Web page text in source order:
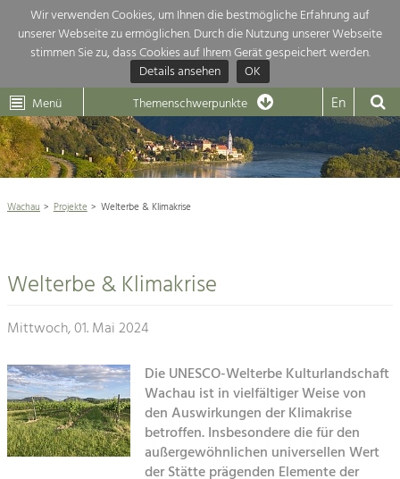
Wir verwenden Cookies, um Ihnen die bestmögliche Erfahrung auf
unserer Webseite zu ermöglichen. Durch die Nutzung unserer Webseite
stimmen Sie zu, dass Cookies auf Ihrem Gerät gespeichert werden.
Details ansehen
OK
Dunkelsteinerwald Klima
Menü Themenschwerpunkte En
Aktuelles
Weltkulturerbe Wachau 
Rückblick 25 Jahre Jubiläum
Architektur
Landwirtschaft & Tourismus
Projekte
Kirchen am Fluss
Themenübersicht
Die Regionalentwicklung in unserer Region ist sehr vielfältig. Deshalb
geben wir hier eine Übersicht über unsere Themenschwerpunkte. Für
mehr Informationen einfach das Thema anklicken und schon werden alle
Projekte in diesem Kontext angezeigt.
Natur- &
Baukultur
Land- & Forstwirtschaft
Bewirtschaftung und Pflege der
Kulturlandschaft.
Tourismus
Angebotsentwicklung und
Wachau Projekte Welterbe & Klimakrise
Welterbe & Klimakrise
Mittwoch, 01. Mai 2024
Die UNESCO-Welterbe Kulturlandschaft
Wachau ist in vielfältiger Weise von
den Auswirkungen der Klimakrise
betroffen. Insbesondere die für den
außergewöhnlichen universellen Wert
der Stätte prägenden Elemente der